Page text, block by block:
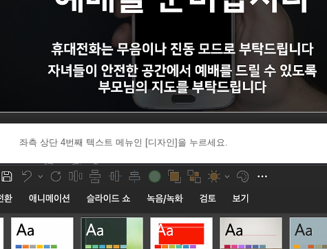
좌측 상단 4번째 텍스트 메뉴인 [디자인]을 누르세요.